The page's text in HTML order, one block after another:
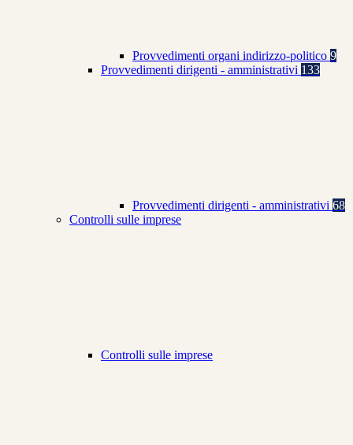
Provvedimenti organi indirizzo-politico 9
Provvedimenti dirigenti - amministrativi 133
Provvedimenti dirigenti - amministrativi 68
Controlli sulle imprese
Controlli sulle imprese